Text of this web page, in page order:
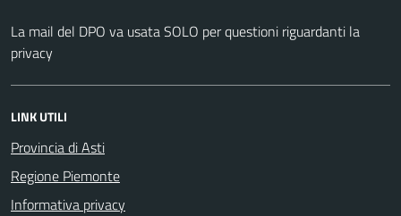
La mail del DPO va usata SOLO per questioni riguardanti la
privacy
LINK UTILI
Provincia di Asti
Regione Piemonte
Informativa privacy